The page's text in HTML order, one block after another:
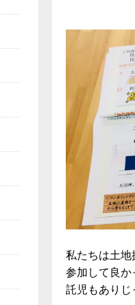
私たちは土地
参加して良か
託児もありじ